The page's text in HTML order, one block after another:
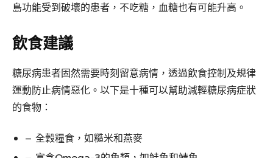
島功能受到破壞的患者，不吃糖，血糖也有可能升高。
飲食建議
糖尿病患者固然需要時刻留意病情，透過飲食控制及規律
運動防止病情惡化。以下是十種可以幫助減輕糖尿病症狀
的食物：
– 全穀糧食，如糙米和燕麥